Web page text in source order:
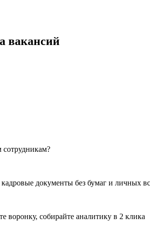
вакансий
сотрудникам?
документы без бумаг и личных
воронку, собирайте аналитику в 2 клика